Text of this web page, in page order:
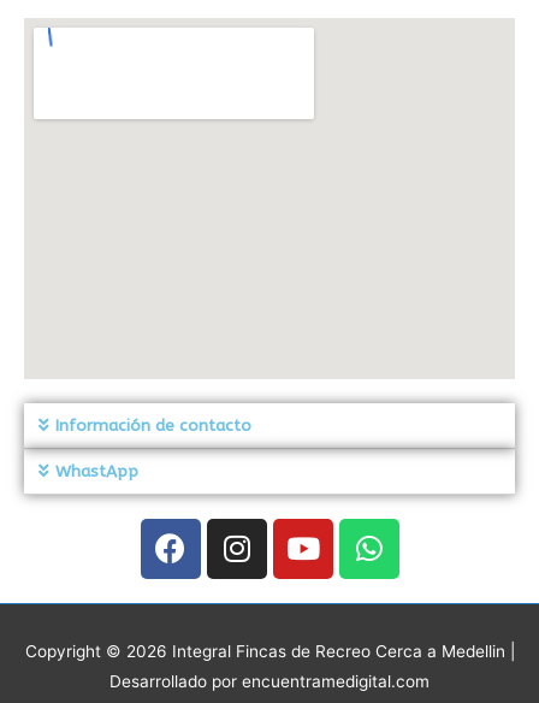
Información de contacto
WhastApp
Copyright © 2026 Integral Fincas de Recreo Cerca a Medellin
Desarrollado por encuentramedigital.com